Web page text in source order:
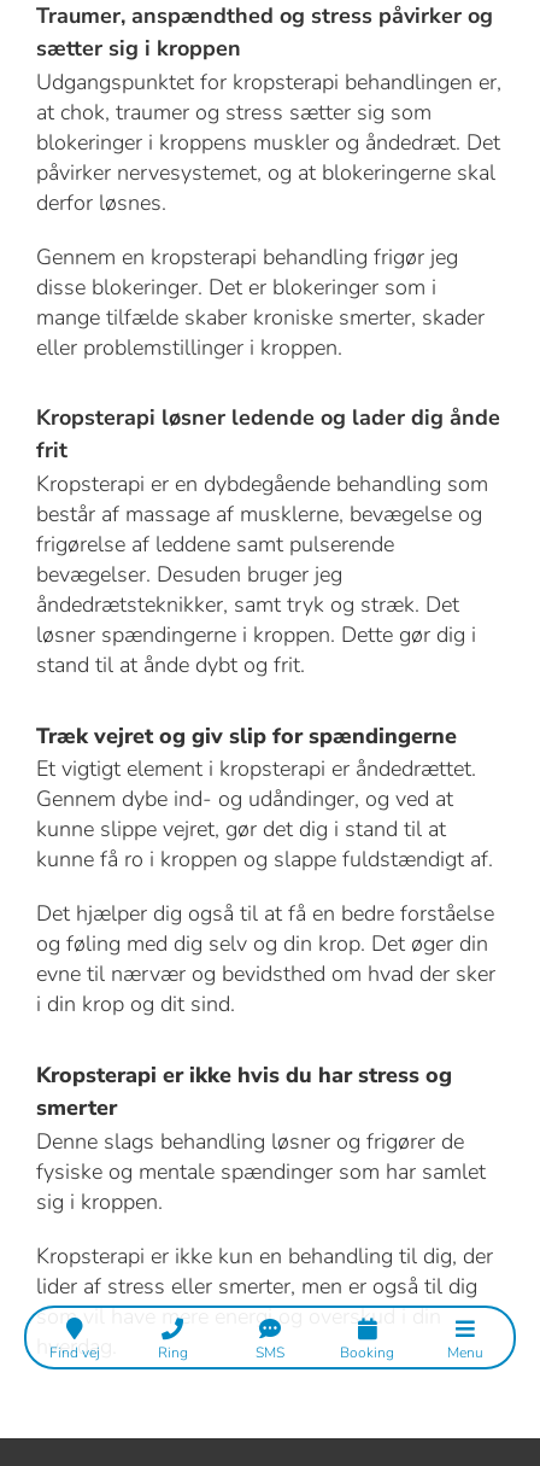
Traumer, anspændthed og stress påvirker og
sætter sig i kroppen
Udgangspunktet for kropsterapi behandlingen er,
at chok, traumer og stress sætter sig som
blokeringer i kroppens muskler og åndedræt. Det
påvirker nervesystemet, og at blokeringerne skal
derfor løsnes.
Gennem en kropsterapi behandling frigør jeg
disse blokeringer. Det er blokeringer som i
mange tilfælde skaber kroniske smerter, skader
eller problemstillinger i kroppen.
Kropsterapi løsner ledende og lader dig ånde
frit
Kropsterapi er en dybdegående behandling som
består af massage af musklerne, bevægelse og
frigørelse af leddene samt pulserende
bevægelser. Desuden bruger jeg
åndedrætsteknikker, samt tryk og stræk. Det
løsner spændingerne i kroppen. Dette gør dig i
stand til at ånde dybt og frit.
Træk vejret og giv slip for spændingerne
Et vigtigt element i kropsterapi er åndedrættet.
Gennem dybe ind- og udåndinger, og ved at
kunne slippe vejret, gør det dig i stand til at
kunne få ro i kroppen og slappe fuldstændigt af.
Det hjælper dig også til at få en bedre forståelse
og føling med dig selv og din krop. Det øger din
evne til nærvær og bevidsthed om hvad der sker
i din krop og dit sind.
Kropsterapi er ikke hvis du har stress og
smerter
Denne slags behandling løsner og frigører de
fysiske og mentale spændinger som har samlet
sig i kroppen.
Kropsterapi er ikke kun en behandling til dig, der
lider af stress eller smerter, men er også til dig
som vil have mere energi og overskud i din
hverdag.
Find vej Ring SMS Booking Menu